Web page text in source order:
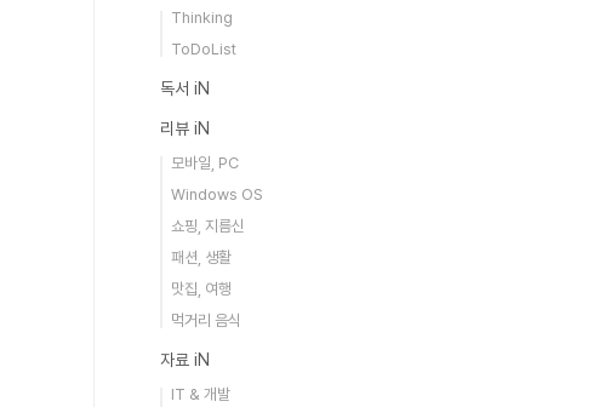
Thinking
ToDoList
독서 iN
리뷰 iN
모바일, PC
Windows OS
쇼핑, 지름신
패션, 생활
맛집, 여행
먹거리 음식
자료 iN
IT & 개발